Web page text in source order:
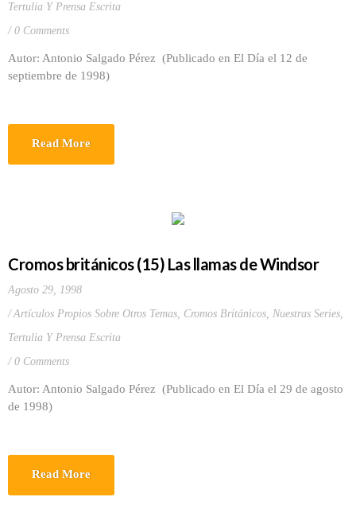
Tertulia Y Prensa Escrita
0 Comments
Autor: Antonio Salgado Pérez (Publicado en El Día el 12 de
septiembre de 1998)
Read More
Cromos británicos (15) Las llamas de Windsor
Agosto 29, 1998
Artículos Propios Sobre Otros Temas, Cromos Británicos, Nuestras Series,
Tertulia Y Prensa Escrita
0 Comments
Autor: Antonio Salgado Pérez (Publicado en El Día el 29 de agosto
de 1998)
Read More